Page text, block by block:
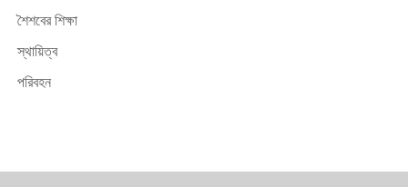
শৈশবের শিক্ষা
স্থায়িত্ব
পরিবহন